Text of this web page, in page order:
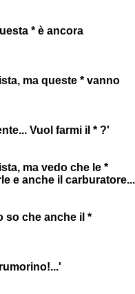
* è ancora
ma queste * vanno
Vuol farmi il * ?'
ma vedo che le *
e anche il carburatore...
so che anche il *